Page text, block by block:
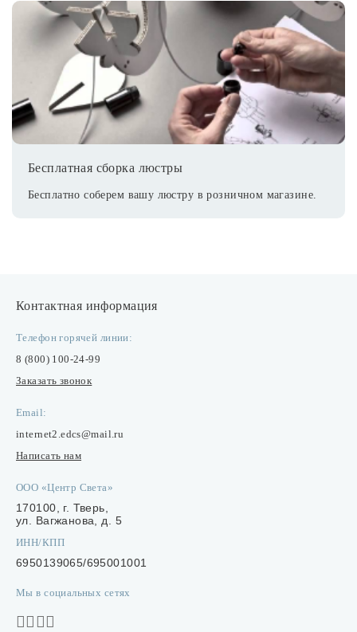
Бесплатная сборка люстры
Бесплатно соберем вашу люстру в розничном магазине.
Контактная информация
Телефон горячей линии:
8 (800) 100-24-99
Заказать звонок
Email:
internet2.edcs@mail.ru
Написать нам
ООО «Центр Света»
170100, г. Тверь,
ул. Вагжанова, д. 5
ИНН/КПП
6950139065/695001001
Мы в социальных сетях